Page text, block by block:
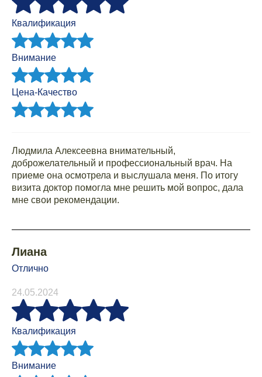
Квалификация
Внимание
Цена-Качество
Людмила Алексеевна внимательный,
доброжелательный и профессиональный врач. На
приеме она осмотрела и выслушала меня. По итогу
визита доктор помогла мне решить мой вопрос, дала
мне свои рекомендации.
Лиана
Отлично
24.05.2024
Квалификация
Внимание